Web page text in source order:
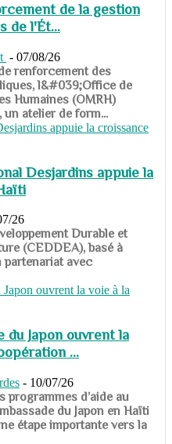
de la gestion
de l'Ét...
- 07/08/26
renforcement des
l&#039;Office de
Humaines (OMRH)
atelier de form...
Desjardins appuie la
26
Durable et
(CEDDEA), basé à
partenariat avec
du Japon ouvrent la
...
- 10/07/26
programmes d’aide au
du Japon en Haïti
étape importante vers la